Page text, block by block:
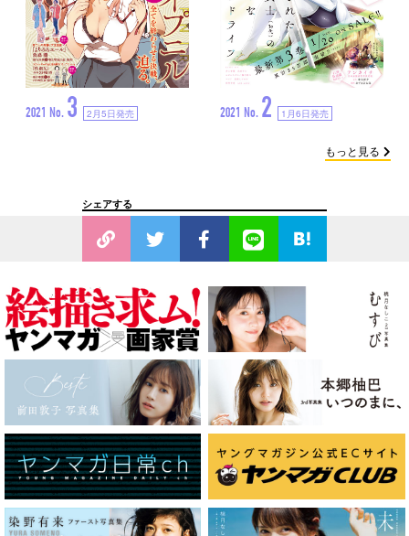
2021 No. 3 2月5日発売 2021 No. 2 1月6日発売
もっと見る
シェアする